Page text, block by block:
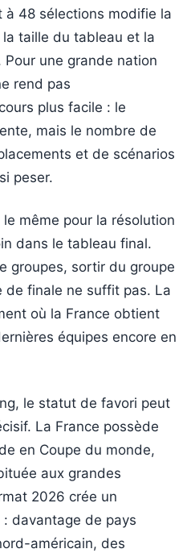
à 48 sélections modifie la
taille du tableau et la
une grande nation
rend pas
plus facile : le
mais le nombre de
et de scénarios
peser.
même pour la résolution
dans le tableau final.
groupes, sortir du groupe
de finale ne suffit pas. La
où la France obtient
équipes encore en
le statut de favori peut
La France possède
en Coupe du monde,
aux grandes
2026 crée un
davantage de pays
américain, des